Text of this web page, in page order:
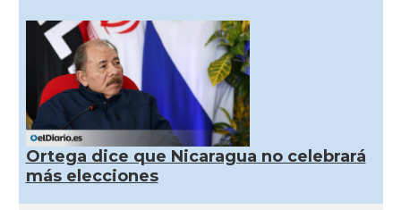
Ortega dice que Nicaragua no celebrará
más elecciones